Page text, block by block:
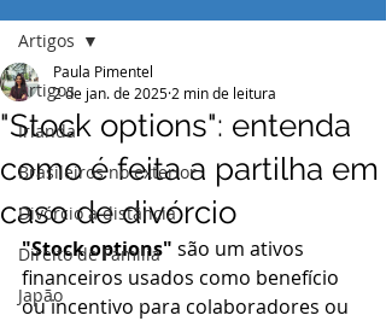
Artigos
Irlanda
Brasileiros no exterior
Divórcio a distância
Direito de Familia
Japão
Artigos
"Stock options": entenda
como é feita a partilha em
caso de divórcio
Paula Pimentel
2 de jan. de 2025 2 min de leitura
"Stock options" são um ativos
financeiros usados como benefício
ou incentivo para colaboradores ou